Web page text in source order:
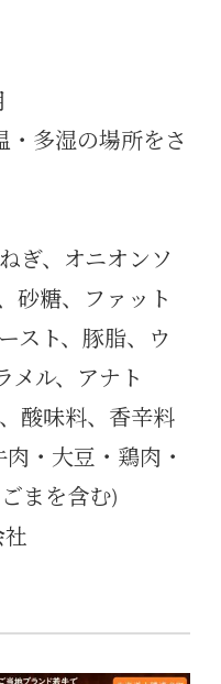
・多湿の場所をさ
ぎ、オニオンソ
砂糖、ファット
スト、豚脂、ウ
メル、アナト
酸味料、香辛料
・大豆・鶏肉・
まを含む)